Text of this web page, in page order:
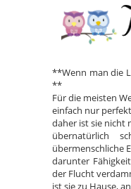
**Wenn man die
**
Für die meisten
einfach nur perfekt
daher ist sie nicht
übernatürlich
übermenschliche
darunter
der Flucht
ist sie zu Hause,